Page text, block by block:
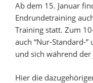
Ab dem 15. Januar
Endrundetraining
Training statt. Zum
auch “Nur-Standard-”
und sich während
Hier die